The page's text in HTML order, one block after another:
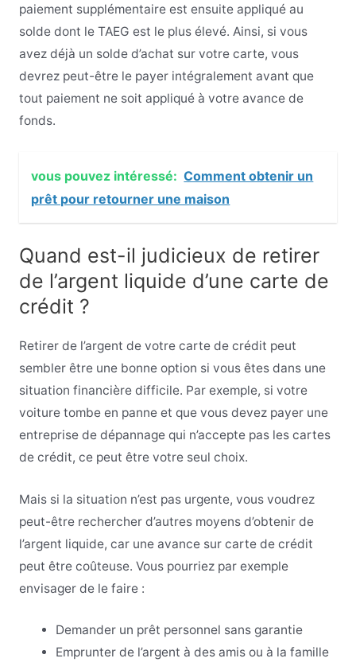
paiement supplémentaire est ensuite appliqué au
solde dont le TAEG est le plus élevé. Ainsi, si vous
avez déjà un solde d’achat sur votre carte, vous
devrez peut-être le payer intégralement avant que
tout paiement ne soit appliqué à votre avance de
fonds.
vous pouvez intéressé: Comment obtenir un
prêt pour retourner une maison
Quand est-il judicieux de retirer
de l’argent liquide d’une carte de
crédit ?
Retirer de l’argent de votre carte de crédit peut
sembler être une bonne option si vous êtes dans une
situation financière difficile. Par exemple, si votre
voiture tombe en panne et que vous devez payer une
entreprise de dépannage qui n’accepte pas les cartes
de crédit, ce peut être votre seul choix.
Mais si la situation n’est pas urgente, vous voudrez
peut-être rechercher d’autres moyens d’obtenir de
l’argent liquide, car une avance sur carte de crédit
peut être coûteuse. Vous pourriez par exemple
envisager de le faire :
Demander un prêt personnel sans garantie
Emprunter de l’argent à des amis ou à la famille